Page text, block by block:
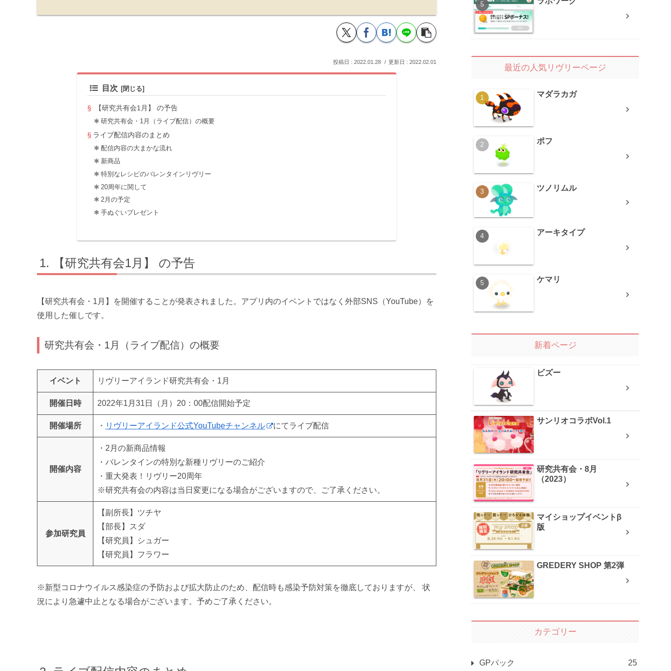
2022.01.28 2022.02.01
目次
【研究共有会1月】 の予告
研究共有会・1月（ライブ配信）の概要
ライブ配信内容のまとめ
配信内容の大まかな流れ
新商品
特別なレシピのバレンタインリヴリー
20周年に関して
2月の予定
手ぬぐいプレゼント
【研究共有会1月】 の予告
【研究共有会・1月】を開催することが発表されました。アプリ内のイベントではなく外部SNS（YouTube）を
使用した催しです。
研究共有会・1月（ライブ配信）の概要
イベント リヴリーアイランド研究共有会・1月
開催日時 2022年1月31日（月）20：00配信開始予定
開催場所 ・ リヴリーアイランド公式YouTubeチャンネル にてライブ配信
開催内容
・2月の新商品情報
・バレンタインの特別な新種リヴリーのご紹介
・重大発表！リヴリー20周年
※研究共有会の内容は当日変更になる場合がございますので、ご了承ください。
参加研究員
【副所長】ツチヤ
【部長】スダ
【研究員】シュガー
【研究員】フラワー
※新型コロナウイルス感染症の予防および拡大防止のため、配信時も感染予防対策を徹底しておりますが、 状
況により急遽中止となる場合がございます。予めご了承ください。
最近の人気リヴリーページ
マダラカガ
ポフ
ツノリムル
アーキタイプ
ケマリ
新着ページ
ビズー
サンリオコラボVol.1
研究共有会・8月
（2023）
マイショップイベントβ
版
GREDERY SHOP 第2弾
カテゴリー
GPパック 25